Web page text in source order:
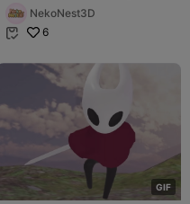
NekoNest3D
 6
GIF